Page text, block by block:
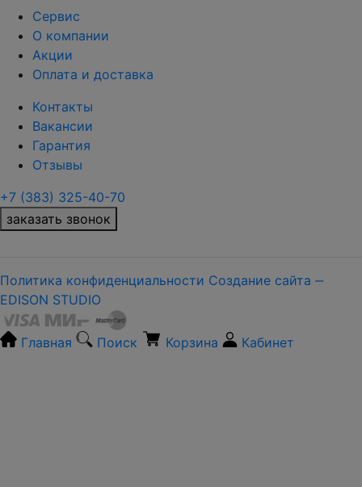
Сервис
О компании
Акции
Оплата и доставка
Контакты
Вакансии
Гарантия
Отзывы
+7 (383) 325-40-70
заказать звонок
Политика конфиденциальности Создание сайта ‒
EDISON STUDIO
Главная Поиск Корзина Кабинет